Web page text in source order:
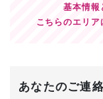
基本情報
こちらのエリア
あなたのご連